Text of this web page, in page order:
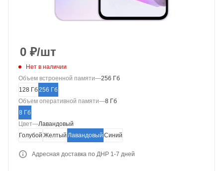
0 ₽/шт
Нет в наличии
Объем встроенной памяти—256 Гб
128 Гб 256 Гб
Объем оперативной памяти—8 Гб
8 Гб
Цвет—Лавандовый
Голубой Желтый Лавандовый Синий
Адресная доставка по ДНР 1-7 дней